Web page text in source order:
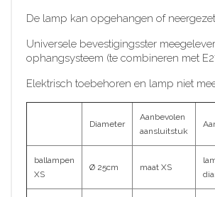
De lamp kan opgehangen of
Universele bevestigingsster
ophangsysteem (te combineren met
Elektrisch toebehoren en lamp niet
Diameter
Aanbevolen
aansluitstuk
ballampen
XS
Ø 25cm maat XS